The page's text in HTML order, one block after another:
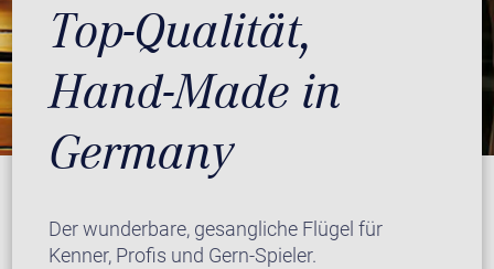
Top-Qualität,
Hand-Made in
Germany
Der wunderbare, gesangliche Flügel für
Kenner, Profis und Gern-Spieler.